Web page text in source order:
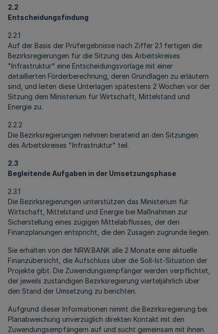
2.2
Entscheidungsfindung
2.2.1
Auf der Basis der Prüfergebnisse nach Ziffer 2.1 fertigen die
Bezirksregierungen für die Sitzung des Arbeitskreises
"Infrastruktur" eine Entscheidungsvorlage mit einer
detaillierten Förderberechnung, deren Grundlagen zu erläutern
sind, und leiten diese Unterlagen spätestens 2 Wochen vor der
Sitzung dem Ministerium für Wirtschaft, Mittelstand und
Energie zu.
2.2.2
Die Bezirksregierungen nehmen beratend an den Sitzungen
des Arbeitskreises "Infrastruktur" teil.
2.3
Begleitende Aufgaben in der Umsetzungsphase
2.3.1
Die Bezirksregierungen unterstützen das Ministerium für
Wirtschaft, Mittelstand und Energie bei Maßnahmen zur
Sicherstellung eines zügigen Mittelabflusses, der den
Finanzplanungen entspricht, die den Zusagen zugrunde liegen.
Sie erhalten von der NRW.BANK alle 2 Monate eine aktuelle
Finanzübersicht, die Aufschluss über die Soll-Ist-Situation der
Projekte gibt. Die Zuwendungsempfänger werden verpflichtet,
der jeweils zuständigen Bezirksregierung vierteljährlich über
den Stand der Umsetzung zu berichten.
Aufgrund dieser Informationen nimmt die Bezirksregierung bei
Planabweichung unverzüglich direkten Kontakt mit den
Zuwendungsempfängern auf und sucht gemeinsam mit ihnen